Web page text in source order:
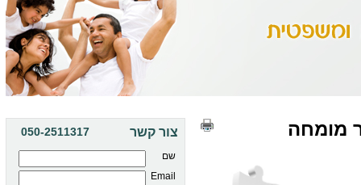
מומחה 050-2511317 צור קשר
שם
Email